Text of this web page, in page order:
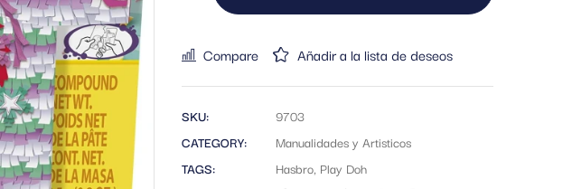
Compare Añadir a la lista de deseos
SKU:
9703
CATEGORY:
Manualidades y Artisticos
TAGS:
Hasbro, Play Doh